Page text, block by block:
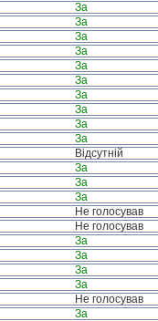
За
За
За
За
За
За
За
За
За
За
Відсутній
За
За
За
Не голосував
Не голосував
За
За
За
За
Не голосував
За